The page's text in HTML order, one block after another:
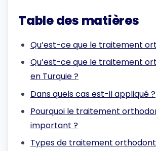
Table des matières
Qu’est-ce que le traitement
Qu’est-ce que le traitement
en Turquie ?
Dans quels cas est-il appliqué ?
Pourquoi le traitement
important ?
Types de traitement